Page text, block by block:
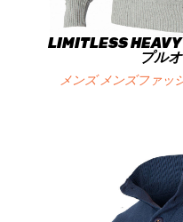
LIMITLESS HEAVY
プル
メンズ メンズファッ